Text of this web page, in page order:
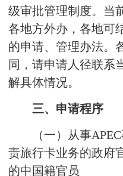
级审批管理制度。当
各地方外办，各地可
的申请、管理办法。
同，请申请人径联系
解具体情况。
三、申请程序
（一）从事APEC
责旅行卡业务的政府
的中国籍官员